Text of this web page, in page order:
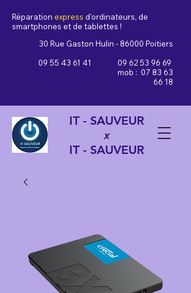
Réparation express d'ordinateurs, de
smartphones et de tablettes !
30 Rue Gaston Hulin - 86000 Poitiers
09 55 43 61 41
09 62 53 96 69
mob : 07 83 63
66 18
IT - SAUVEUR
x
IT - SAUVEUR